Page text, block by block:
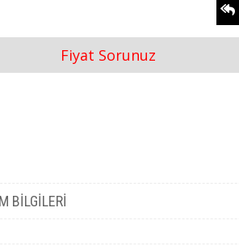
Fiyat Sorunuz
BILGILERI